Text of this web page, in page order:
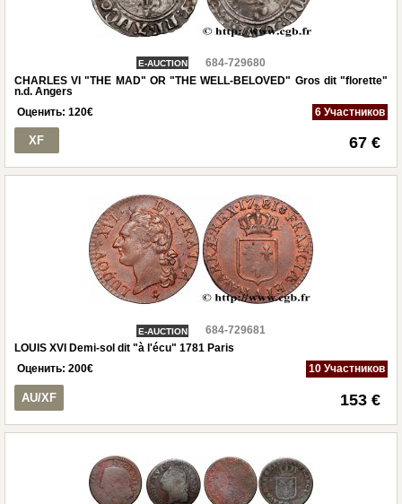
E-AUCTION
684-729680
CHARLES VI "THE MAD" OR "THE WELL-BELOVED" Gros dit "florette"
n.d. Angers
Оценить: 120€ 6 Участников
XF 67 €
E-AUCTION
684-729681
LOUIS XVI Demi-sol dit "à l'écu" 1781 Paris
Оценить: 200€ 10 Участников
AU/XF 153 €